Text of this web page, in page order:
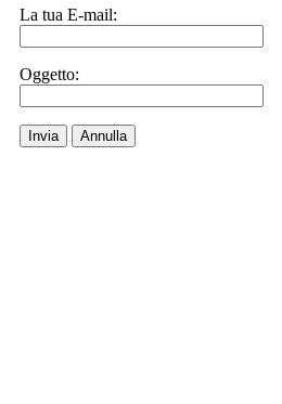
La tua E-mail:
Oggetto:
Invia Annulla